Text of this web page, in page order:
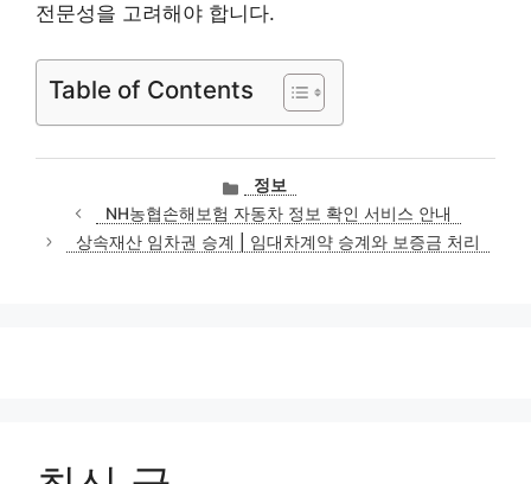
전문성을 고려해야 합니다.
Table of Contents
카
테
고
리
정보
NH농협손해보험 자동차 정보 확인 서비스 안내
상속재산 임차권 승계 | 임대차계약 승계와 보증금 처리